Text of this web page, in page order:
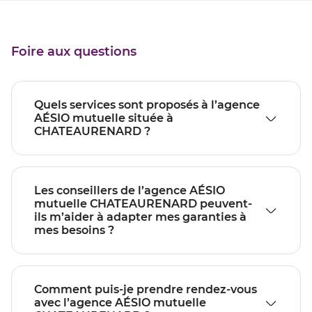
Foire aux questions
Quels services sont proposés à l’agence
AÉSIO mutuelle située à
CHATEAURENARD ?
Les conseillers de l’agence AÉSIO
mutuelle CHATEAURENARD peuvent-
ils m’aider à adapter mes garanties à
mes besoins ?
Comment puis-je prendre rendez-vous
avec l’agence AÉSIO mutuelle